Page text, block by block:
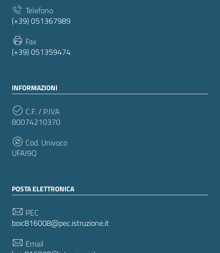
Telefono
(+39) 051367989
Fax
(+39) 051359474
INFORMAZIONI
C.F. / P.IVA
80074210370
Cod. Univoco
UFAI9Q
POSTA ELETTRONICA
PEC
boic816008@pec.istruzione.it
Email